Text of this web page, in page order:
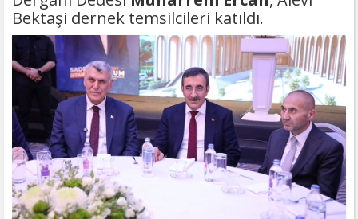
Bektaşi dernek temsilcileri katıldı.